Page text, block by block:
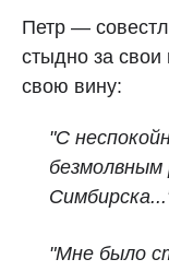
Петр —
стыдно за свои
свою вину:
"С
безмолвным
"Мне было